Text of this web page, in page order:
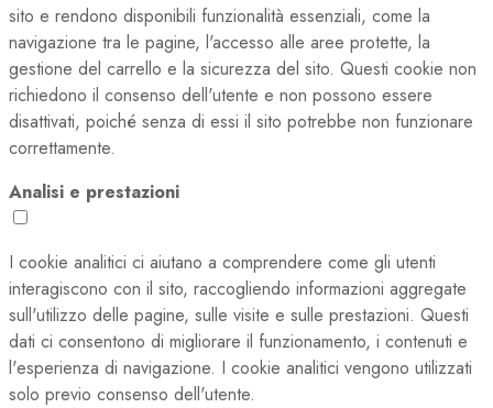
sito e rendono disponibili funzionalità essenziali, come la
navigazione tra le pagine, l'accesso alle aree protette, la
gestione del carrello e la sicurezza del sito. Questi cookie non
richiedono il consenso dell'utente e non possono essere
disattivati, poiché senza di essi il sito potrebbe non funzionare
correttamente.
Analisi e prestazioni
I cookie analitici ci aiutano a comprendere come gli utenti
interagiscono con il sito, raccogliendo informazioni aggregate
sull'utilizzo delle pagine, sulle visite e sulle prestazioni. Questi
dati ci consentono di migliorare il funzionamento, i contenuti e
l'esperienza di navigazione. I cookie analitici vengono utilizzati
solo previo consenso dell'utente.